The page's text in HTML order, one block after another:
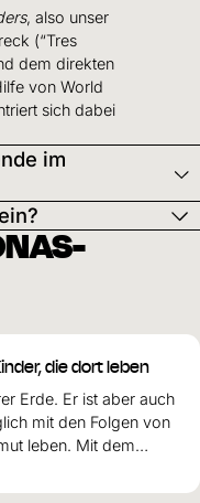
, also unser
(“Tres
dem direkten
von World
sich dabei
im
die dort leben
Erde. Er ist aber auch
mit den Folgen von
leben. Mit dem
Vision dafür ein Kinder
Amazonas-Regenwald zu